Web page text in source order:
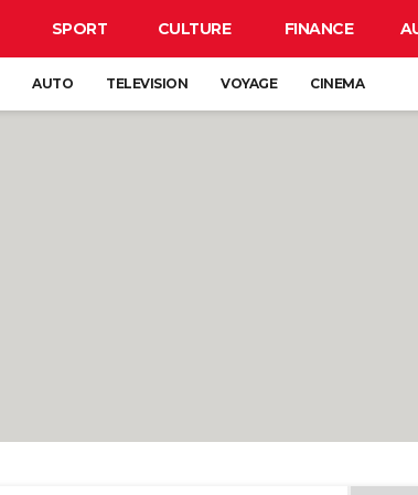
SPORT CULTURE FINANCE
AUTO TELEVISION VOYAGE CINEMA